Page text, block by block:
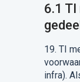
6.1 TI
19. TI
infra).